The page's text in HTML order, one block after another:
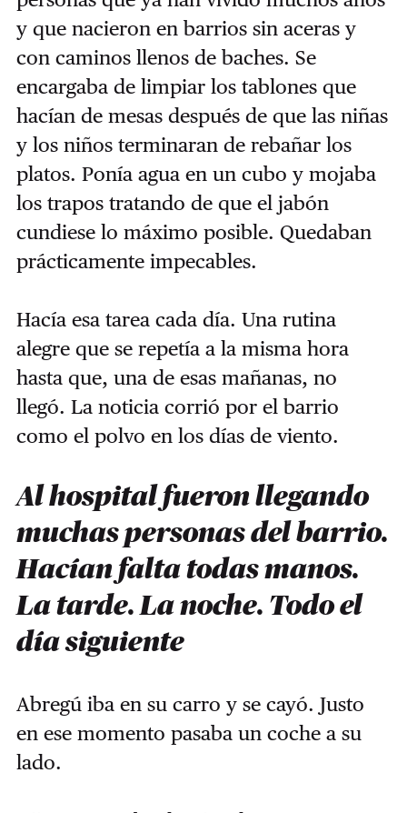
y que nacieron en barrios sin aceras y
con caminos llenos de baches. Se
encargaba de limpiar los tablones que
hacían de mesas después de que las niñas
y los niños terminaran de rebañar los
platos. Ponía agua en un cubo y mojaba
los trapos tratando de que el jabón
cundiese lo máximo posible. Quedaban
prácticamente impecables.
Hacía esa tarea cada día. Una rutina
alegre que se repetía a la misma hora
hasta que, una de esas mañanas, no
llegó. La noticia corrió por el barrio
como el polvo en los días de viento.
Al hospital fueron llegando
muchas personas del barrio.
Hacían falta todas manos.
La tarde. La noche. Todo el
día siguiente
Abregú iba en su carro y se cayó. Justo
en ese momento pasaba un coche a su
lado.